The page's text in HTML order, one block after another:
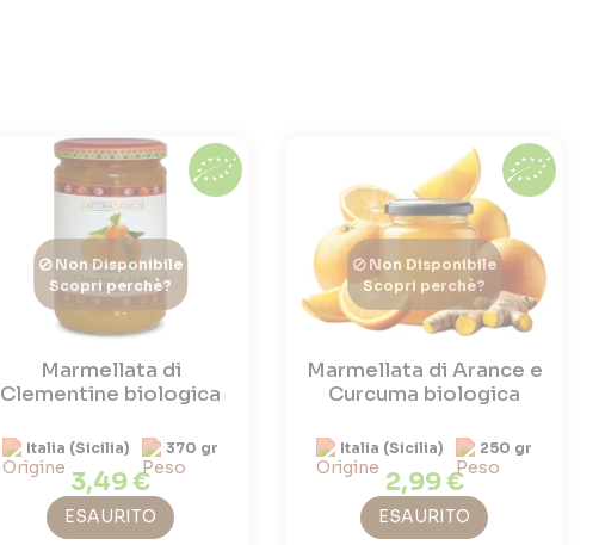
Non Disponibile
Scopri perchè?
Marmellata di
Clementine biologica
Italia (Sicilia) 370 gr
3,49 €
ESAURITO
Non Disponibile
Scopri perchè?
Marmellata di Arance e
Curcuma biologica
Italia (Sicilia) 250 gr
2,99 €
ESAURITO